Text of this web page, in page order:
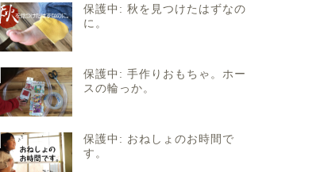
保護中: 秋を見つけたはずなの
に。
保護中: 手作りおもちゃ。ホー
スの輪っか。
保護中: おねしょのお時間で
す。